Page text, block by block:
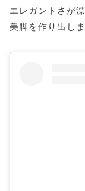
エレガントさが
美脚を作り出し